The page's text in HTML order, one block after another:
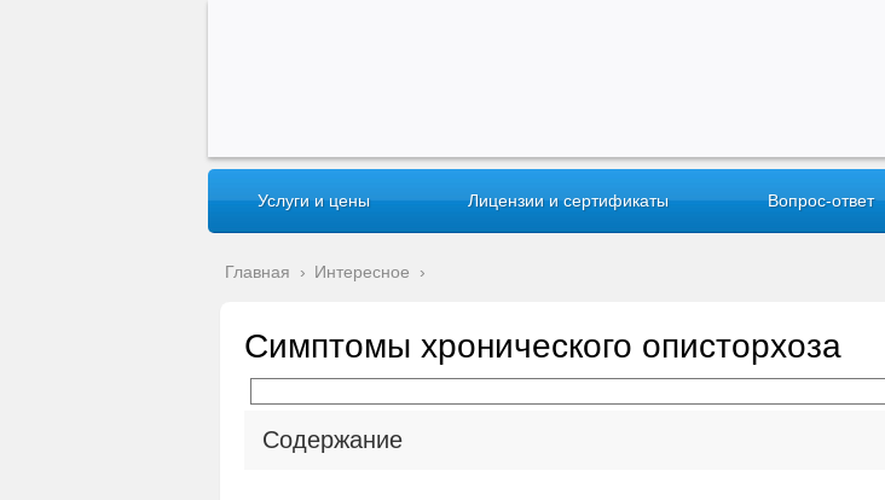
Услуги и цены Лицензии и сертификаты Вопрос-ответ
Главная › Интересное ›
Симптомы хронического описторхоза
Содержание